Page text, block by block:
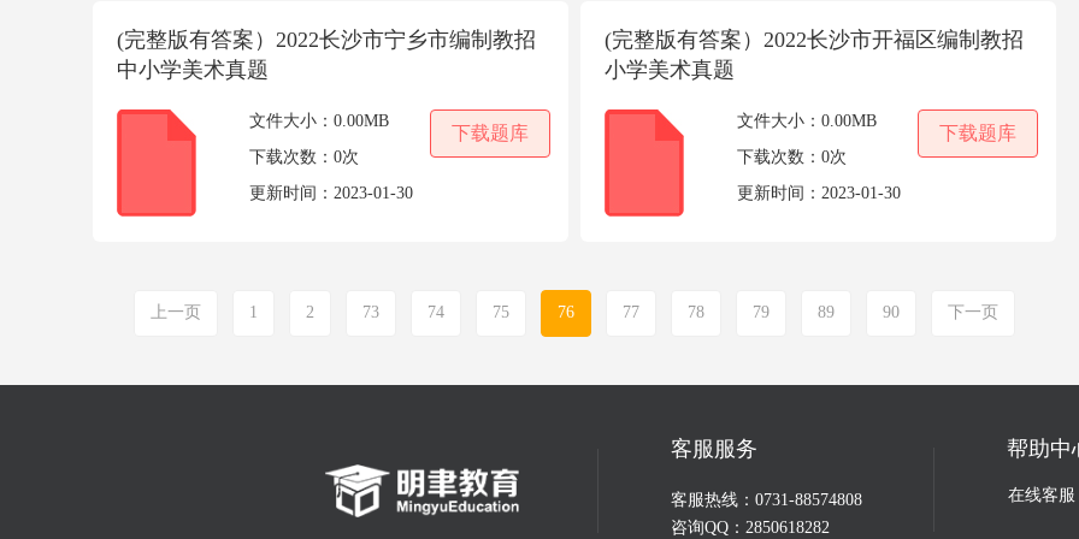
(完整版有答案）2022长沙市宁乡市编制教招
中小学美术真题
文件大小： 0.00MB
下载次数： 0次
更新时间： 2023-01-30
下载题库
(完整版有答案）2022长沙市开福区编制教招
小学美术真题
文件大小： 0.00MB
下载次数： 0次
更新时间： 2023-01-30
下载题库
上一页 1 2 73 74 75 76 77 78 79 89 90 下一页
客服服务
客服热线：0731-88574808
咨询QQ：2850618282
帮助中
在线客服